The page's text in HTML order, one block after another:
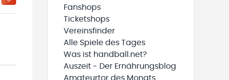
Fanshops
Ticketshops
Vereinsfinder
Alle Spiele des Tages
Was ist handball.net?
Auszeit - Der Ernährungsblog
Amateurtor des Monats